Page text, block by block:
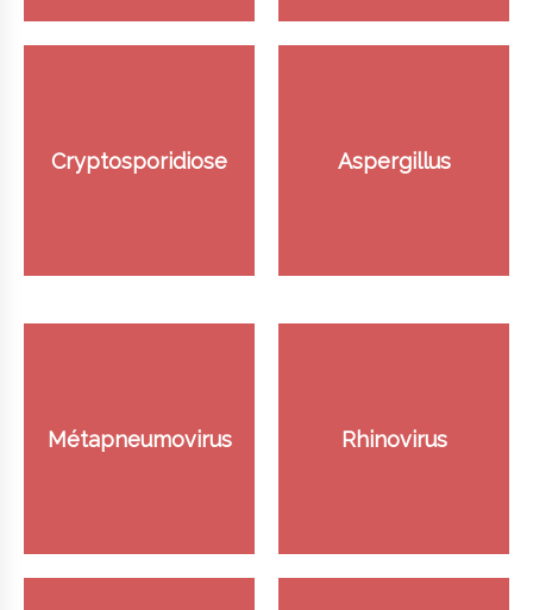
Cryptosporidiose Aspergillus
Métapneumovirus Rhinovirus